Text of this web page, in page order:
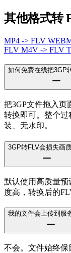
其他格式转
MP4 -> FLV
FLV M4V -> FLV
如何免费在线把3GP
把3GP文件拖入页
转换即可。整个
装、无水印。
3GP转FLV会损失画
默认使用高质量
度高，转换后的
我的文件会上传到服
不会。文件始终